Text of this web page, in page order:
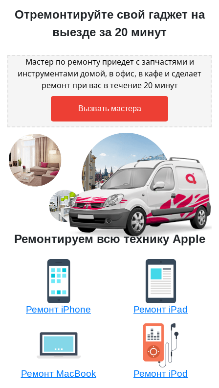
Отремонтируйте свой гаджет на
выезде за 20 минут
Мастер по ремонту приедет с запчастями и
инструментами домой, в офис, в кафе и сделает
ремонт при вас в течение 20 минут
Вызвать мастера
Ремонтируем всю технику Apple
Ремонт iPhone Ремонт iPad
Ремонт MacBook Ремонт iPod